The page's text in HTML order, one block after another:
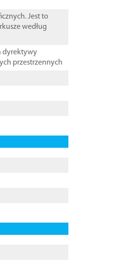
Jest to
według
dyrektywy
przestrzennych